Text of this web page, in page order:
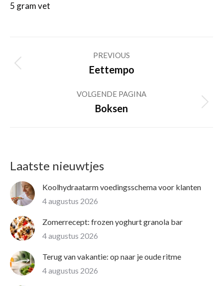
5 gram vet
navigation
PREVIOUS
Previous
Eettempo
VOLGENDE PAGINA
Volgende
Boksen
Laatste nieuwtjes
Koolhydraatarm voedingsschema voor klanten
4 augustus 2026
Zomerrecept: frozen yoghurt granola bar
4 augustus 2026
Terug van vakantie: op naar je oude ritme
4 augustus 2026